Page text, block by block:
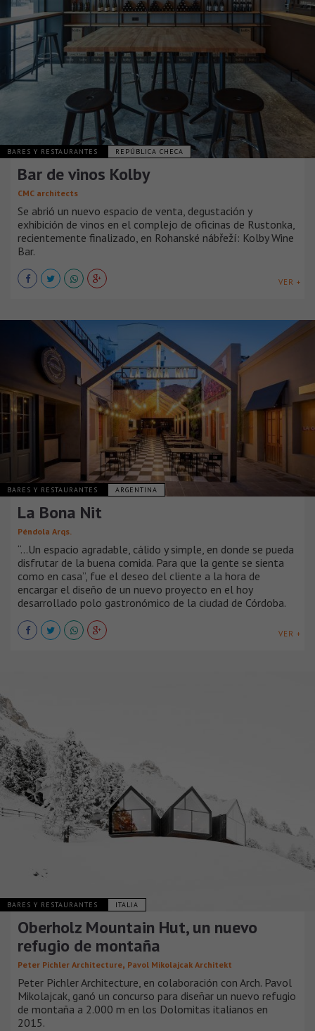
BARES Y RESTAURANTES REPÚBLICA CHECA
Bar de vinos Kolby
CMC architects
Se abrió un nuevo espacio de venta, degustación y
exhibición de vinos en el complejo de oficinas de Rustonka,
recientemente finalizado, en Rohanské nábřeží: Kolby Wine
Bar.
VER +
BARES Y RESTAURANTES ARGENTINA
La Bona Nit
Péndola Arqs.
“…Un espacio agradable, cálido y simple, en donde se pueda
disfrutar de la buena comida. Para que la gente se sienta
como en casa”, fue el deseo del cliente a la hora de
encargar el diseño de un nuevo proyecto en el hoy
desarrollado polo gastronómico de la ciudad de Córdoba.
VER +
BARES Y RESTAURANTES ITALIA
Oberholz Mountain Hut, un nuevo
refugio de montaña
Peter Pichler Architecture, Pavol Mikolajcak Architekt
Peter Pichler Architecture, en colaboración con Arch. Pavol
Mikolajcak, ganó un concurso para diseñar un nuevo refugio
de montaña a 2.000 m en los Dolomitas italianos en
2015.